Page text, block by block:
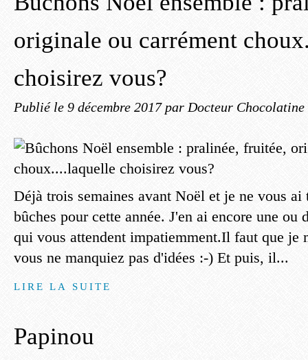
originale ou carrément
choisirez vous?
Publié le 9 décembre 2017 par Docteur Chocolatine
Déjà trois semaines avant Noël et je ne vous ai
bûches pour cette année. J'en ai encore une ou
qui vous attendent impatiemment.Il faut que je
vous ne manquiez pas d'idées :-) Et puis, il...
LIRE LA SUITE
Papinou